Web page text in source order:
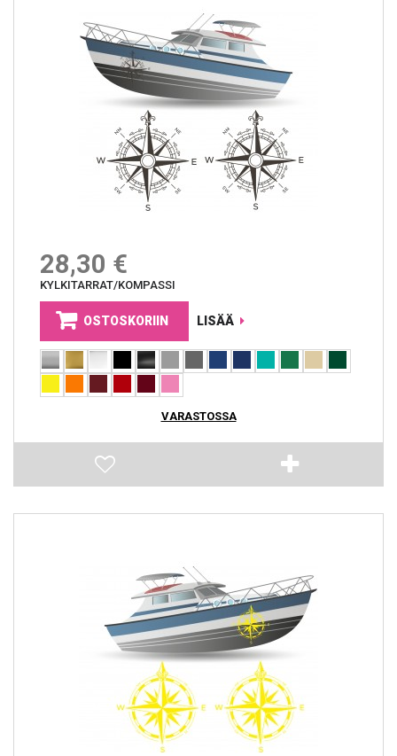
28,30 €
KYLKITARRAT/KOMPASSI
OSTOSKORIIN LISÄÄ
VARASTOSSA